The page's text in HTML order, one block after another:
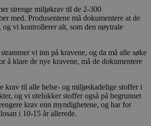
strenge miljøkrav til de 2-300
med. Produsentene må dokumentere at de
og vi kontrollerer alt, som den nøytrale
vi inn på kravene, og da må alle søke
å klare de nye kravene, må de dokumentere
krav til alle helse- og miljøskadelige stoffer i
og vi utelukker stoffer også på begrunnet
krav enn myndighetene, og har for
i 10-15 år allerede.